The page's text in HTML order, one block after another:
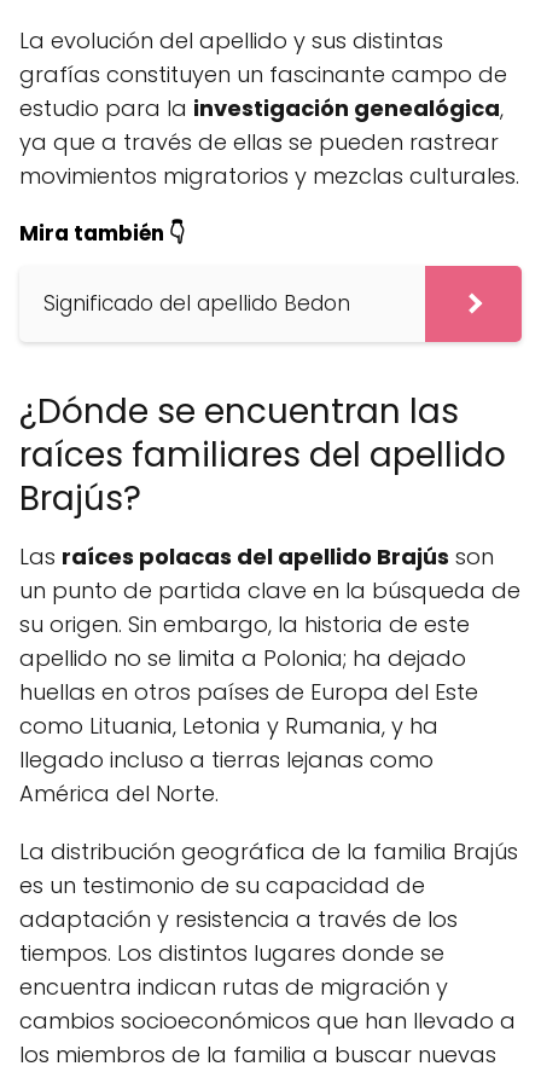
La evolución del apellido y sus distintas
grafías constituyen un fascinante campo de
estudio para la investigación genealógica,
ya que a través de ellas se pueden rastrear
movimientos migratorios y mezclas culturales.
Mira también 👇
Significado del apellido Bedon
¿Dónde se encuentran las
raíces familiares del apellido
Brajús?
Las raíces polacas del apellido Brajús son
un punto de partida clave en la búsqueda de
su origen. Sin embargo, la historia de este
apellido no se limita a Polonia; ha dejado
huellas en otros países de Europa del Este
como Lituania, Letonia y Rumania, y ha
llegado incluso a tierras lejanas como
América del Norte.
La distribución geográfica de la familia Brajús
es un testimonio de su capacidad de
adaptación y resistencia a través de los
tiempos. Los distintos lugares donde se
encuentra indican rutas de migración y
cambios socioeconómicos que han llevado a
los miembros de la familia a buscar nuevas